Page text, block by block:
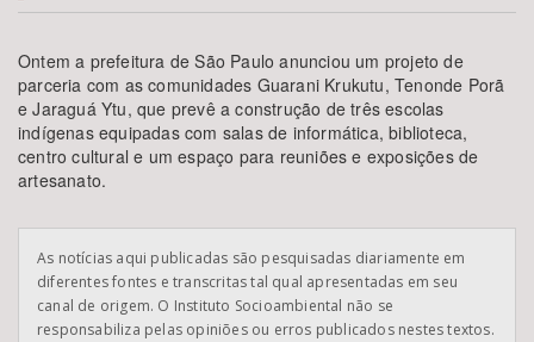
Área de Levantamento
Área Protegida
BUSCAR
Ontem a prefeitura de São Paulo anunciou um projeto de
parceria com as comunidades Guarani Krukutu, Tenonde Porã
e Jaraguá Ytu, que prevê a construção de três escolas
indígenas equipadas com salas de informática, biblioteca,
centro cultural e um espaço para reuniões e exposições de
artesanato.
As notícias aqui publicadas são pesquisadas diariamente em
diferentes fontes e transcritas tal qual apresentadas em seu
canal de origem. O Instituto Socioambiental não se
responsabiliza pelas opiniões ou erros publicados nestes textos.